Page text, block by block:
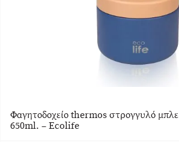
Φαγητοδοχείο thermos στρογγυλό μπλε
650ml. – Ecolife